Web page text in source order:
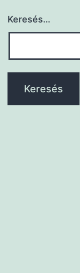
Keresés…